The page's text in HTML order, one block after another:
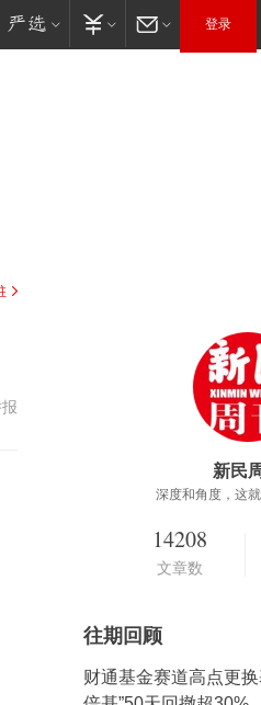
登录
新民
深度和角度，这
14208
文章数
往期回顾
财通基金赛道高点更